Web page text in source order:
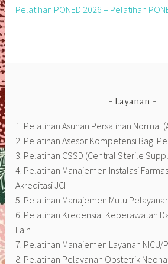
Pelatihan PONED 2026 – Pelatihan
Layanan
1. Pelatihan Asuhan Persalinan Normal
2. Pelatihan Asesor Kompetensi Bagi
3. Pelatihan CSSD (Central Sterile
4. Pelatihan Manajemen Instalasi
Akreditasi JCI
5. Pelatihan Manajemen Mutu
6. Pelatihan Kredensial Keperawatan
Lain
7. Pelatihan Manajemen Layanan NICU/
8. Pelatihan Pelayanan Obstetrik